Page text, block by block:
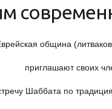
община
приглашают своих
Шаббата по